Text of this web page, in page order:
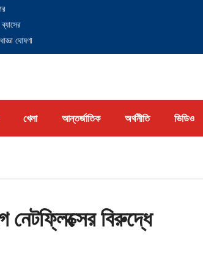
ঘোষণা
খেলা আন্তর্জাতিক অর্থনীতি ভিডিও
বিরুদ্ধে